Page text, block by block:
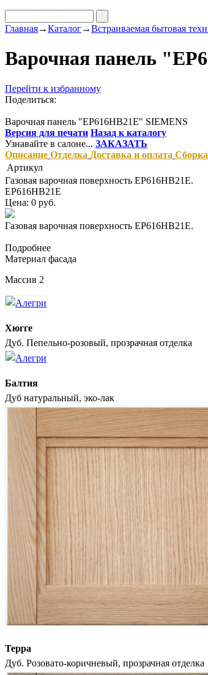
Главная→Каталог→Встраиваемая бытовая
Варочная панель
Перейти к избранному
Поделиться:
Варочная панель "EP616HB21E" SIEMENS
Версия для печати Назад к каталогу
Узнавайте в салоне... ЗАКАЗАТЬ
Описание Отделка Доставка и оплата Сборка
Артикул
Газовая варочная поверхность EP616HB21E.
EP616HB21E
Цена: 0 руб.
Газовая варочная поверхность EP616HB21E.
Подробнее
Материал фасада
Массив 2
Хюгге
Дуб. Пепельно-розовый, прозрачная отделка
Балтия
Дуб натуральный, эко-лак
Терра
Дуб. Розовато-коричневый, прозрачная отделка